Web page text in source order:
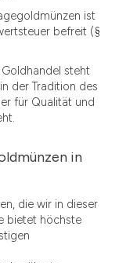
ist
befreit (§
Goldhandel steht
der Tradition des
für Qualität und
in
die wir in dieser
bietet höchste